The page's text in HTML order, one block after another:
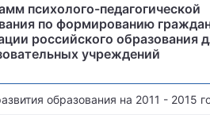
психолого-педагогической
по формированию
российского образования
учреждений
образования на 2011 - 2015